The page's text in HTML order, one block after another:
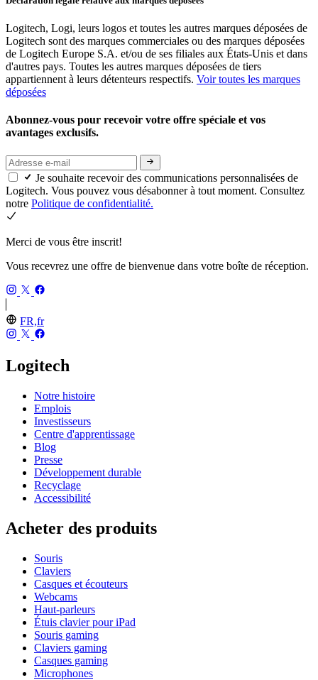
Logitech, Logi, leurs logos et toutes les autres marques déposées de
Logitech sont des marques commerciales ou des marques déposées
de Logitech Europe S.A. et/ou de ses filiales aux États-Unis et dans
d'autres pays. Toutes les autres marques déposées de tiers
appartiennent à leurs détenteurs respectifs. Voir toutes les marques
déposées
Abonnez-vous pour recevoir votre offre spéciale et vos
avantages exclusifs.
Je souhaite recevoir des communications personnalisées de
Logitech. Vous pouvez vous désabonner à tout moment. Consultez
notre Politique de confidentialité.
Merci de vous être inscrit!
Vous recevrez une offre de bienvenue dans votre boîte de réception.
FR,fr
Logitech
Notre histoire
Emplois
Investisseurs
Centre d'apprentissage
Blog
Presse
Développement durable
Recyclage
Accessibilité
Acheter des produits
Souris
Claviers
Casques et écouteurs
Webcams
Haut-parleurs
Étuis clavier pour iPad
Souris gaming
Claviers gaming
Casques gaming
Microphones